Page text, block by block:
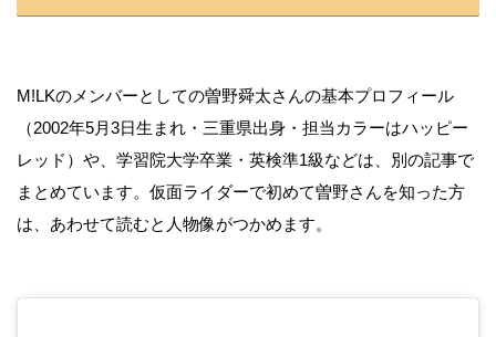
M!LKのメンバーとしての曽野舜太さんの基本プロフィール
（2002年5月3日生まれ・三重県出身・担当カラーはハッピー
レッド）や、学習院大学卒業・英検準1級などは、別の記事で
まとめています。仮面ライダーで初めて曽野さんを知った方
は、あわせて読むと人物像がつかめます。